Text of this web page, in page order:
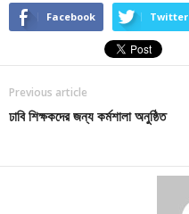
Facebook Twitter
Previous article
ঢাবি শিক্ষকদের জন্য কর্মশালা অনুষ্ঠিত